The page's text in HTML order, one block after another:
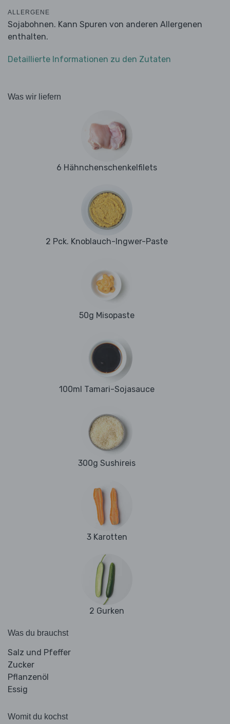
ALLERGENE
Sojabohnen. Kann Spuren von anderen Allergenen
enthalten.
Detaillierte Informationen zu den Zutaten
Was wir liefern
6 Hähnchenschenkelfilets
2 Pck. Knoblauch-Ingwer-Paste
50g Misopaste
100ml Tamari-Sojasauce
300g Sushireis
3 Karotten
2 Gurken
Was du brauchst
Salz und Pfeffer
Zucker
Pflanzenöl
Essig
Womit du kochst